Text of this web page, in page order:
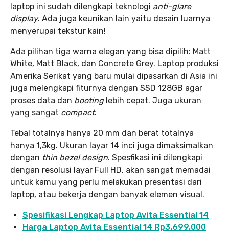
laptop ini sudah dilengkapi teknologi anti-glare
display. Ada juga keunikan lain yaitu desain luarnya
menyerupai tekstur kain!
Ada pilihan tiga warna elegan yang bisa dipilih: Matt
White, Matt Black, dan Concrete Grey. Laptop produksi
Amerika Serikat yang baru mulai dipasarkan di Asia ini
juga melengkapi fiturnya dengan SSD 128GB agar
proses data dan bootinglebih cepat. Juga ukuran
yang sangat compact.
Tebal totalnya hanya 20 mm dan berat totalnya
hanya 1,3kg. Ukuran layar 14 inci juga dimaksimalkan
dengan thin bezel design. Spesfikasi ini dilengkapi
dengan resolusi layar Full HD, akan sangat memadai
untuk kamu yang perlu melakukan presentasi dari
laptop, atau bekerja dengan banyak elemen visual.
Spesifikasi Lengkap Laptop Avita Essential 14
Harga Laptop Avita Essential 14 Rp3.699.000